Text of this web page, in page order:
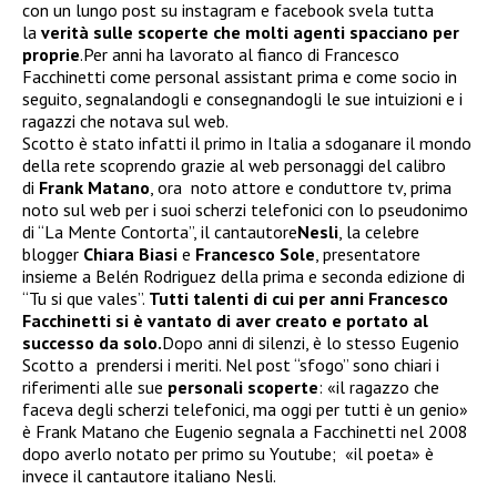
con un lungo post su instagram e facebook svela tutta
la verità sulle scoperte che molti agenti spacciano per
proprie.Per anni ha lavorato al fianco di Francesco
Facchinetti come personal assistant prima e come socio in
seguito, segnalandogli e consegnandogli le sue intuizioni e i
ragazzi che notava sul web.
Scotto è stato infatti il primo in Italia a sdoganare il mondo
della rete scoprendo grazie al web personaggi del calibro
di Frank Matano, ora noto attore e conduttore tv, prima
noto sul web per i suoi scherzi telefonici con lo pseudonimo
di “La Mente Contorta”, il cantautoreNesli, la celebre
blogger Chiara Biasi e Francesco Sole, presentatore
insieme a Belén Rodriguez della prima e seconda edizione di
“Tu si que vales”. Tutti talenti di cui per anni Francesco
Facchinetti si è vantato di aver creato e portato al
successo da solo.Dopo anni di silenzi, è lo stesso Eugenio
Scotto a prendersi i meriti. Nel post “sfogo” sono chiari i
riferimenti alle sue personali scoperte: «il ragazzo che
faceva degli scherzi telefonici, ma oggi per tutti è un genio»
è Frank Matano che Eugenio segnala a Facchinetti nel 2008
dopo averlo notato per primo su Youtube; «il poeta» è
invece il cantautore italiano Nesli.